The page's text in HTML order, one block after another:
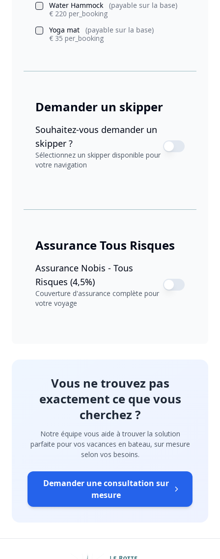
Water Hammock
(payable sur la base)
€ 220 per_booking
Yoga mat
(payable sur la base)
€ 35 per_booking
Demander un skipper
Souhaitez-vous demander un
skipper ?
Sélectionnez un skipper disponible pour
votre navigation
Assurance Tous Risques
Assurance Nobis - Tous
Risques (4,5%)
Couverture d'assurance complète pour
votre voyage
Vous ne trouvez pas
exactement ce que vous
cherchez ?
Notre équipe vous aide à trouver la solution
parfaite pour vos vacances en bateau, sur mesure
selon vos besoins.
Demander une consultation sur
mesure